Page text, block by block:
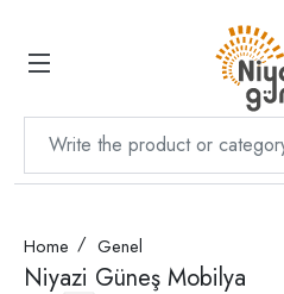
Home Genel
Niyazi Güneş Mobilya